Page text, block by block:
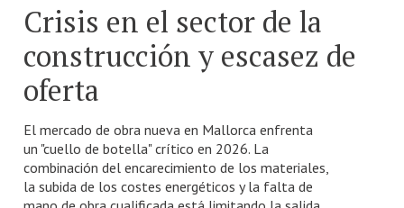
Crisis en el sector de la
construcción y escasez de
oferta
El mercado de obra nueva en Mallorca enfrenta
un "cuello de botella" crítico en 2026. La
combinación del encarecimiento de los materiales,
la subida de los costes energéticos y la falta de